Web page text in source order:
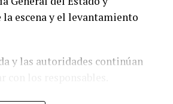
escena y el levantamiento
y las autoridades continúan